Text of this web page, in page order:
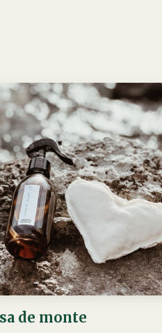
de monte